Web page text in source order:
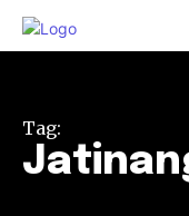
Tag: